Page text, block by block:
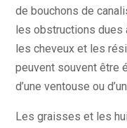
de bouchons de
les obstructions dues
les cheveux et les
peuvent souvent être
d’une ventouse ou
Les graisses et les